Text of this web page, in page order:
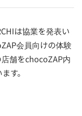
は協業を発表い
会員向けの体験
舗をchocoZAP内
す。